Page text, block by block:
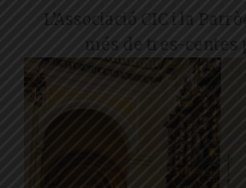
L’Associació CIC i la
més de tres-centes